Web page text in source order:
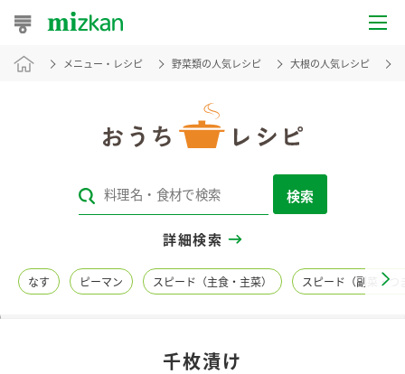
おうちレシピ
レシピカテゴリ一覧
レシピ名特集
メニュー・レシピ 野菜類の人気レシピ 大根の人気レシピ
検索
詳細検索
なす ピーマン スピード（主食・主菜） スピード（副菜・つ
千枚漬け